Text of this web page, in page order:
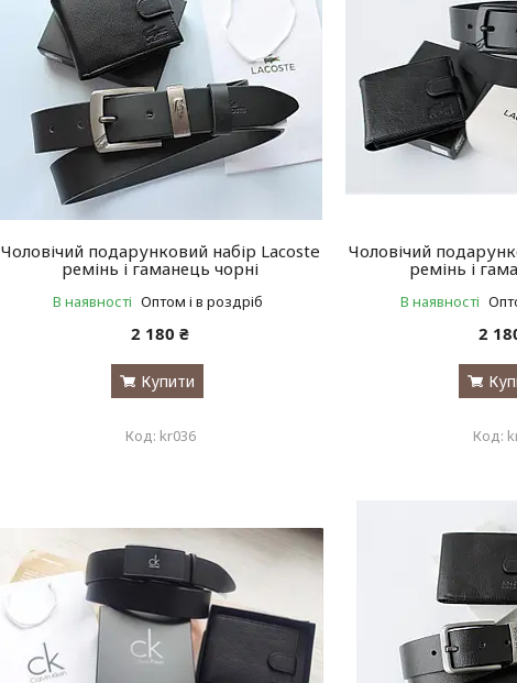
Чоловічий подарунковий набір Lacoste
ремінь і гаманець чорні
В наявності Оптом і в роздріб
2 180 ₴
Купити
kr036
Чоловічий
ремінь і
В наявності
2